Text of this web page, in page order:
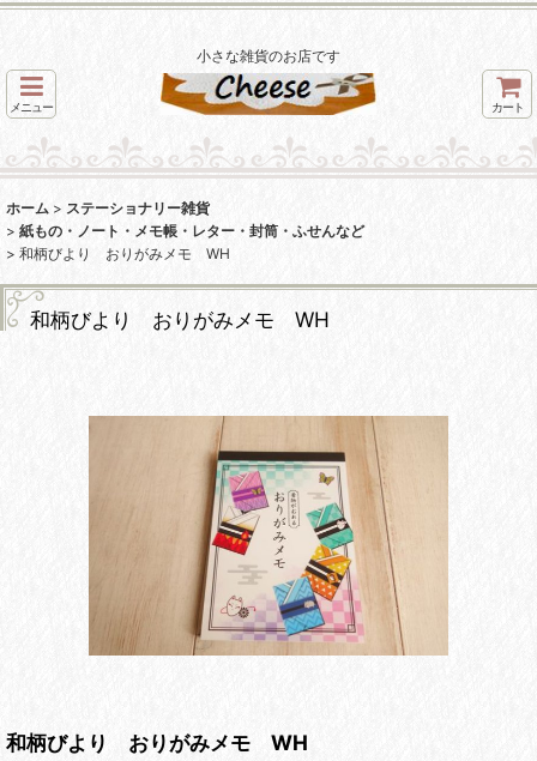
小さな雑貨のお店です
メニュー カート
ホーム > ステーショナリー雑貨
> 紙もの・ノート・メモ帳・レター・封筒・ふせんなど
> 和柄びより おりがみメモ WH
和柄びより おりがみメモ WH
和柄びより おりがみメモ WH